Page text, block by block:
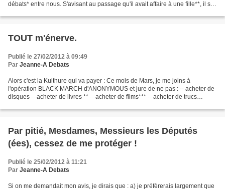
débats* entre nous. S'avisant au passage qu'il avait affaire à une fille**, il se
TOUT m'énerve.
Publié le 27/02/2012 à 09:49
Par Jeanne-A Debats
Alors c'est la Kulthure qui va payer : Ce mois de Mars, je me joins à
l'opération BLACK MARCH d'ANONYMOUS et jure de ne pas : -- acheter de
disques -- acheter de livres ** -- acheter de films*** -- acheter de trucs
Par pitié, Mesdames, Messieurs les Députés
(ées), cessez de me protéger !
Publié le 25/02/2012 à 11:21
Par Jeanne-A Debats
Si on me demandait mon avis, je dirais que : a) je préfèrerais largement que